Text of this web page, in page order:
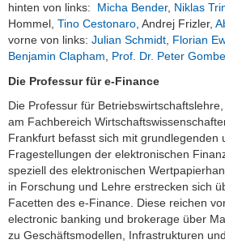
hinten von links: Micha Bender, Niklas
Hommel, Tino Cestonaro , Andrej Frizler,
vorne von links: Julian Schmidt Florian
Benjamin Clapham
Prof. Dr. Peter
Die Professur für e-Finance
Die Professur für
am Fachbereich
Frankfurt befasst sich mit grundlegenden
Fragestellungen der elektronischen
speziell des elektronischen
in Forschung und Lehre erstrecken sich
Facetten des e-Finance. Diese reichen
electronic banking und brokerage über
zu Geschäftsmodellen, Infrastrukturen